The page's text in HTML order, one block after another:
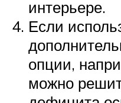
интерьере.
Если
опции,
можно